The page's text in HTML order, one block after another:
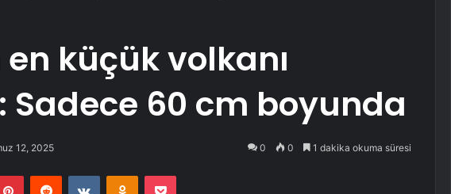
en küçük volkanı
Sadece 60 cm boyunda
12, 2025 0 0 1 dakika okuma süresi
PinterestReddit VKontakteOdnoklassniki
Pocket